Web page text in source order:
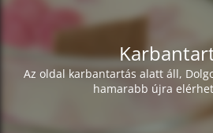
Az oldal karbantartás alatt áll,
hamarabb újra